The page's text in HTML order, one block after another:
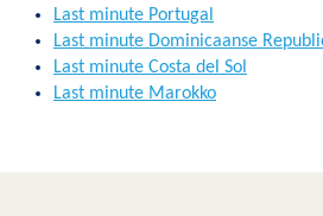
Last minute Portugal
Last minute Dominicaanse
Last minute Costa del Sol
Last minute Marokko